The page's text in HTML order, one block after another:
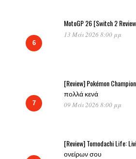
6
MotoGP 26 [Switch 2
13 Μάι 2026 8:00 μμ
7
[Review] Pokémon
πολλά κενά
09 Μάι 2026 8:00 μμ
[Review] Tomodachi Life:
ονείρων σου